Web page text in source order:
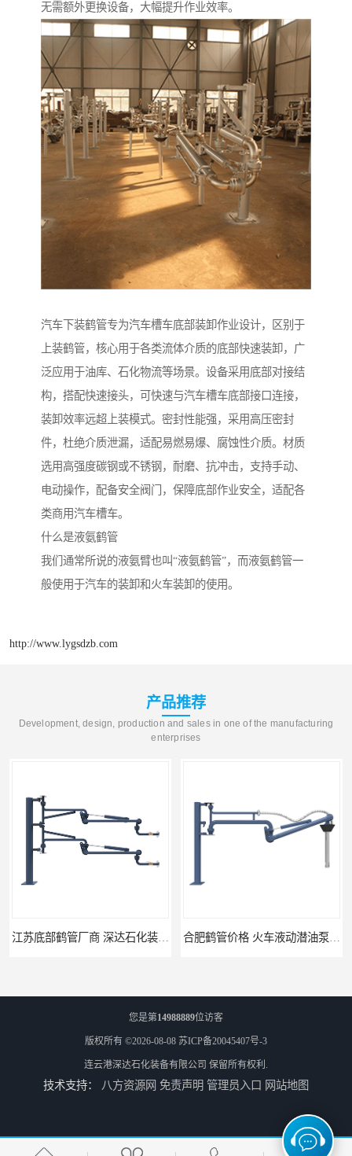
无需额外更换设备，大幅提升作业效率。
汽车下装鹤管专为汽车槽车底部装卸作业设计，区别于
上装鹤管，核心用于各类流体介质的底部快速装卸，广
泛应用于油库、石化物流等场景。设备采用底部对接结
构，搭配快速接头，可快速与汽车槽车底部接口连接，
装卸效率远超上装模式。密封性能强，采用高压密封
件，杜绝介质泄漏，适配易燃易爆、腐蚀性介质。材质
选用高强度碳钢或不锈钢，耐磨、抗冲击，支持手动、
电动操作，配备安全阀门，保障底部作业安全，适配各
类商用汽车槽车。
什么是液氨鹤管
我们通常所说的液氨臂也叫“液氨鹤管”，而液氨鹤管一
般使用于汽车的装卸和火车装卸的使用。
http://www.lygsdzb.com
产品推荐
Development, design, production and sales in one of the manufacturing
enterprises
深达石化装备有限公司-吉林鹤管栈台 连云港深达石化装备-湖州鹤管栈台生产厂家
您是第14988889位访客
版权所有 ©2026-08-08 苏ICP备20045407号-3
连云港深达石化装备有限公司 保留所有权利.
技术支持： 八方资源网 免责声明 管理员入口 网站地图